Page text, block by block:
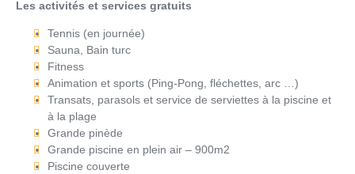
Les activités et services gratuits
Tennis (en journée)
Sauna, Bain turc
Fitness
Animation et sports (Ping-Pong, fléchettes, arc …)
Transats, parasols et service de serviettes à la piscine et
à la plage
Grande pinède
Grande piscine en plein air – 900m2
Piscine couverte